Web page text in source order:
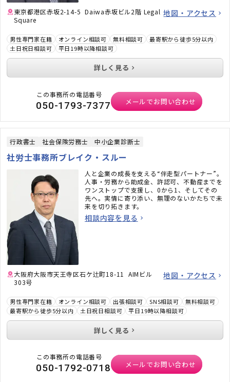
東京都港区赤坂2-14-5 Daiwa赤坂ビル2階 Legal
Square
地図・アクセス
男性専門家在籍 オンライン相談可 無料相談可
最寄駅から徒歩5分以内
土日祝日相談可
平日19時以降相談可
詳しく見る
この事務所の電話番号
050-1793-7377 メールでお問い合わせ
行政書士 社会保険労務士 中小企業診断士
社労士事務所ブレイク・スルー
人と企業の成長を支える“伴走型パートナー”。
人事・労務から助成金、許認可、不動産までを
ワンストップで支援し、0から1、そしてその
先へ。実情に寄り添い、無理のないかたちで未
来を切り拓きます。
相談内容を見る
大阪府大阪市天王寺区石ケ辻町18-11 AIMビル
303号
地図・アクセス
男性専門家在籍 オンライン相談可 出張相談可 SNS相談可
無料相談可
最寄駅から徒歩5分以内
土日祝日相談可 平日19時以降相談可
詳しく見る
この事務所の電話番号
050-1792-0718 メールでお問い合わせ